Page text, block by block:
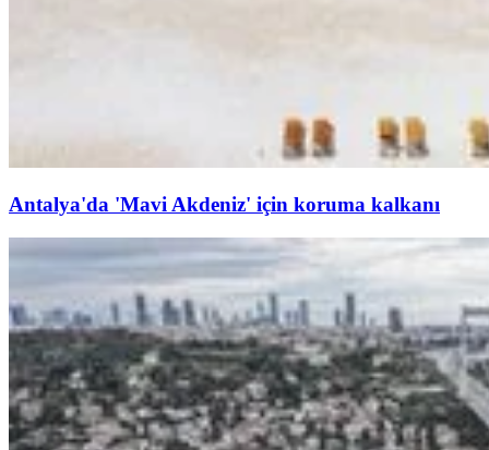
Antalya'da 'Mavi Akdeniz' için koruma kalkanı